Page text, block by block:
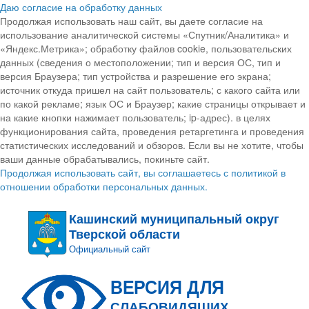
Даю согласие на обработку данных
Продолжая использовать наш сайт, вы даете согласие на
использование аналитической системы «Спутник/Аналитика» и
«Яндекс.Метрика»; обработку файлов cookie, пользовательских
данных (сведения о местоположении; тип и версия ОС, тип и
версия Браузера; тип устройства и разрешение его экрана;
источник откуда пришел на сайт пользователь; с какого сайта или
по какой рекламе; язык ОС и Браузер; какие страницы открывает и
на какие кнопки нажимает пользователь; ip-адрес). в целях
функционирования сайта, проведения ретаргетинга и проведения
статистических исследований и обзоров. Если вы не хотите, чтобы
ваши данные обрабатывались, покиньте сайт.
Продолжая использовать сайт, вы соглашаетесь с политикой в
отношении обработки персональных данных.